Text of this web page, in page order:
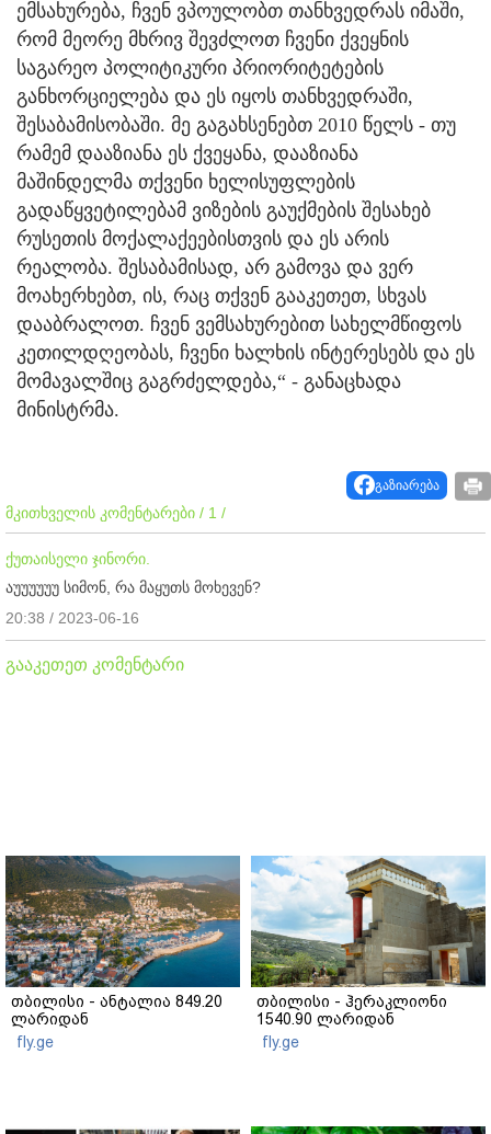
ემსახურება, ჩვენ ვპოულობთ თანხვედრას იმაში,
რომ მეორე მხრივ შევძლოთ ჩვენი ქვეყნის
საგარეო პოლიტიკური პრიორიტეტების
განხორციელება და ეს იყოს თანხვედრაში,
შესაბამისობაში. მე გაგახსენებთ 2010 წელს - თუ
რამემ დააზიანა ეს ქვეყანა, დააზიანა
მაშინდელმა თქვენი ხელისუფლების
გადაწყვეტილებამ ვიზების გაუქმების შესახებ
რუსეთის მოქალაქეებისთვის და ეს არის
რეალობა. შესაბამისად, არ გამოვა და ვერ
მოახერხებთ, ის, რაც თქვენ გააკეთეთ, სხვას
დააბრალოთ. ჩვენ ვემსახურებით სახელმწიფოს
კეთილდღეობას, ჩვენი ხალხის ინტერესებს და ეს
მომავალშიც გაგრძელდება,“ - განაცხადა
მინისტრმა.
გაზიარება
მკითხველის კომენტარები / 1 /
ქუთაისელი ჯინორი.
აუუუუუუ სიმონ, რა მაყუთს მოხევენ?
20:38 / 2023-06-16
გააკეთეთ კომენტარი
თბილისი - ანტალია 849.20
ლარიდან
fly.ge
თბილისი - ჰერაკლიონი
1540.90 ლარიდან
fly.ge